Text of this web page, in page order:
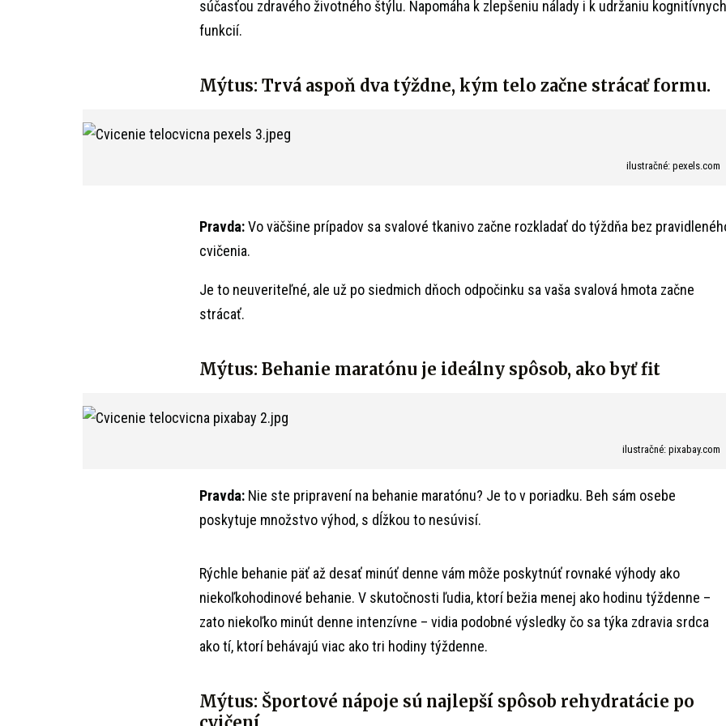
súčasťou zdravého životného štýlu. Napomáha k zlepšeniu nálady i k udržaniu kognitívnych
funkcií.
Mýtus: Trvá aspoň dva týždne, kým telo začne strácať formu.
ilustračné: pexels.com
Pravda:Vo väčšine prípadov sa svalové tkanivo začne rozkladať do týždňa bez
cvičenia.
Je to neuveriteľné, ale už po siedmich dňoch odpočinku sa vaša svalová hmota začne
strácať.
Mýtus: Behanie maratónu je ideálny spôsob, ako byť fit
ilustračné: pixabay.com
Pravda: Nie ste pripravení na behanie maratónu? Je to v poriadku. Beh sám osebe
poskytuje množstvo výhod, s dĺžkou to nesúvisí.
Rýchle behanie päť až desať minúť denne vám môže poskytnúť rovnaké výhody ako
niekoľkohodinové behanie. V skutočnosti ľudia, ktorí bežia menej ako hodinu týždenne –
zato niekoľko minút denne intenzívne – vidia podobné výsledky čo sa týka zdravia srdca
ako tí, ktorí behávajú viac ako tri hodiny týždenne.
Mýtus: Športové nápoje sú najlepší spôsob rehydratácie po